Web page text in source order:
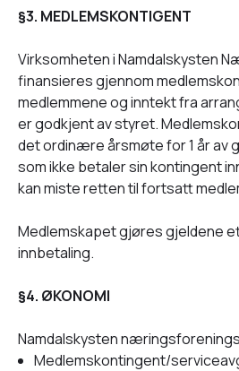
§3. MEDLEMSKONTIGENT
Virksomheten i Namdalskysten
finansieres gjennom
medlemmene og inntekt fra
er godkjent av styret.
det ordinære årsmøte for 1 år av
som ikke betaler sin kontingent
kan miste retten til fortsatt
Medlemskapet gjøres gjeldene
innbetaling.
§4. ØKONOMI
Namdalskysten
Medlemskontingent/